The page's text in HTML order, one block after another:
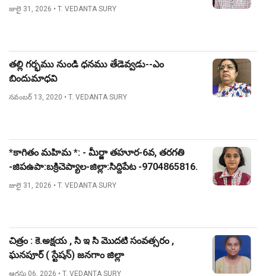
జులై 31, 2026 • T. VEDANTA SURY
తల్లి గర్భము నుండి ధనము తేడెవ్వడు--ఎం
బిందుమాధవి
నవంబర్ 13, 2020 • T. VEDANTA SURY
*కాగితం మహిమ *: - మీర్జా తహూర-6వ, తరగతి
-జిపఉపా:బక్రిచెప్యాల-జిల్లా:సిద్దిపేట -9704865816.
జులై 31, 2026 • T. VEDANTA SURY
చిత్రం : కె.అక్షయ , సి ఇ సి మొదటి సంవత్సరం ,
ఘనపూర్ ( స్టేషన్) జనగాం జిల్లా
ఆగస్టు 06, 2026 • T. VEDANTA SURY